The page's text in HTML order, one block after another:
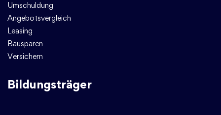
Umschuldung
Angebotsvergleich
Leasing
Bausparen
Versichern
Bildungsträger